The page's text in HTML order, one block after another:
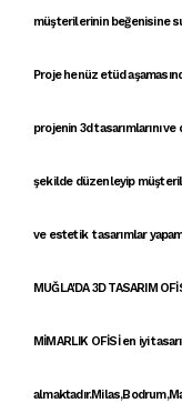
müşterilerinin beğenisine
Projehenüz etüd
projenin 3d tasarımlarını ve
şekildedüzenleyip
ve estetik tasarımlar
MUĞLA'DA 3D TASARIM
MİMARLIK OFİSİen iyi